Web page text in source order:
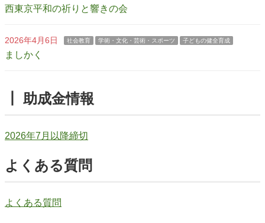
西東京平和の祈りと響きの会
2026年4月6日 社会教育 学術・文化・芸術・スポーツ 子どもの健全育成
ましかく
┃ 助成金情報
2026年7月以降締切
よくある質問
よくある質問